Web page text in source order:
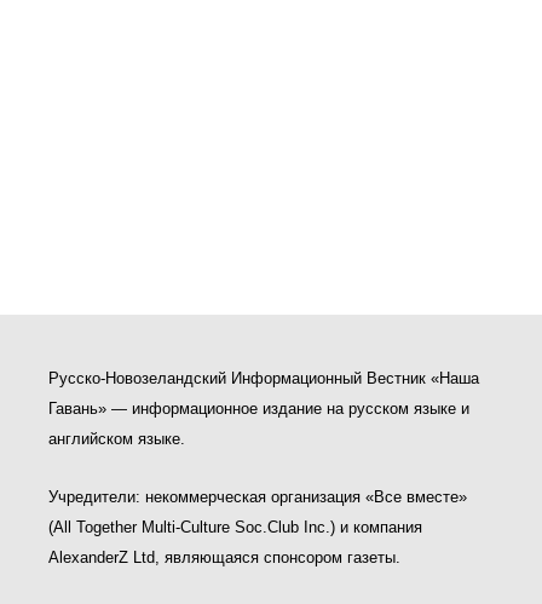
Русско-Новозеландский Информационный Вестник «Наша
Гавань» — информационное издание на русском языке и
английском языке.
Учредители: некоммерческая организация «Все вместе»
(All Together Multi-Culture Soс.Club Inc.) и компания
AlexanderZ Ltd, являющаяся спонсором газеты.